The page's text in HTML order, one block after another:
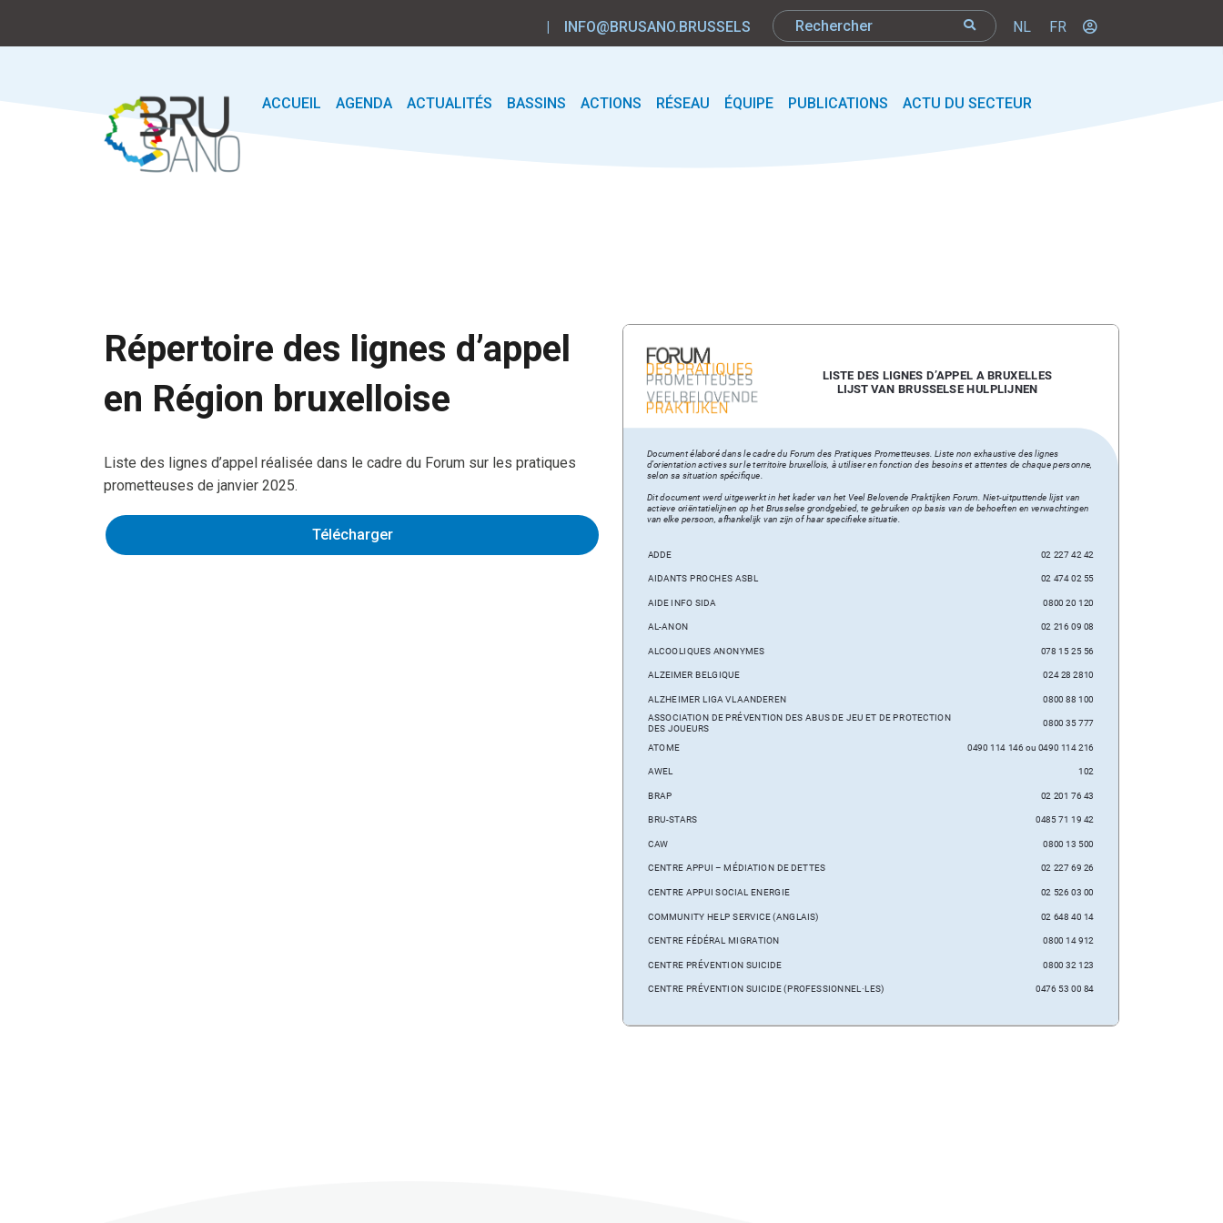
| INFO@BRUSANO.BRUSSELS NL FR
ACCUEIL AGENDA ACTUALITÉS BASSINS ACTIONS RÉSEAU ÉQUIPE PUBLICATIONS ACTU DU SECTEUR
Répertoire des lignes d’appel
en Région bruxelloise
Liste des lignes d’appel réalisée dans le cadre du Forum sur les pratiques
prometteuses de janvier 2025.
Télécharger